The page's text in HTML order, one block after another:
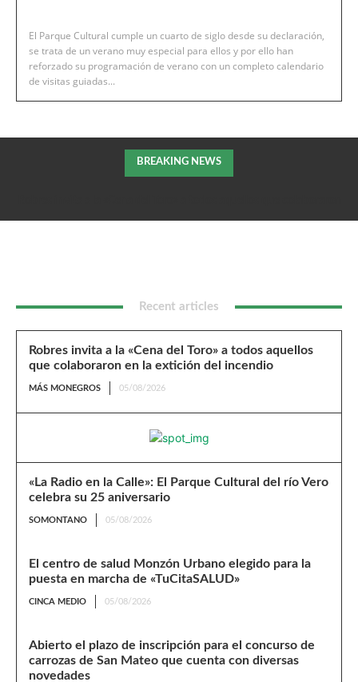
El Parque Cultural cumple un cuarto de siglo desde su declaración,
se trata de un verano muy especial para ellos y por ello han
reforzado su programación de verano con un completo calendario
de visitas guiadas...
BREAKING NEWS
Recent articles
Robres invita a la «Cena del Toro» a todos aquellos
que colaboraron en la extición del incendio
MÁS MONEGROS 05/08/2026
«La Radio en la Calle»: El Parque Cultural del río Vero
celebra su 25 aniversario
SOMONTANO 05/08/2026
El centro de salud Monzón Urbano elegido para la
puesta en marcha de «TuCitaSALUD»
CINCA MEDIO 05/08/2026
Abierto el plazo de inscripción para el concurso de
carrozas de San Mateo que cuenta con diversas
novedades